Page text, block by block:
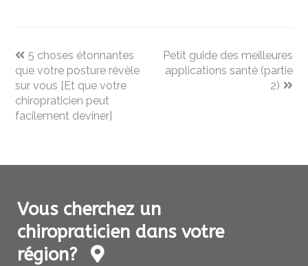
previous
post:
5 choses étonnantes
que votre posture révèle
sur vous [Et que votre
chiropraticien peut
facilement deviner]
next
post:
Petit guide des meilleures
applications santé (partie
2)
Vous cherchez un
chiropraticien dans votre
région?